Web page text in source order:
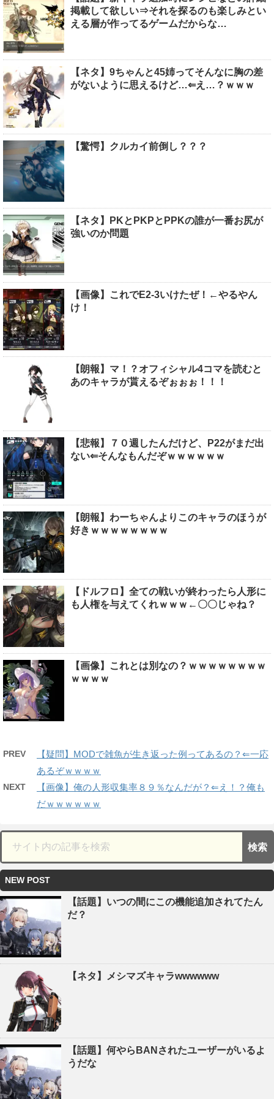
掲載して欲しい⇒それを探るのも楽しみとい
える層が作ってるゲームだからな…
【ネタ】9ちゃんと45姉ってそんなに胸の差
がないように思えるけど…⇐え…？ｗｗｗ
【驚愕】クルカイ前倒し？？？
【ネタ】PKとPKPとPPKの誰が一番お尻が
強いのか問題
【画像】これでE2-3いけたぜ！←やるやん
け！
【朗報】マ！？オフィシャル4コマを読むと
あのキャラが貰えるぞぉぉぉ！！！
【悲報】７０週したんだけど、P22がまだ出
ない⇐そんなもんだぞｗｗｗｗｗｗ
【朗報】わーちゃんよりこのキャラのほうが
好きｗｗｗｗｗｗｗｗ
【ドルフロ】全ての戦いが終わったら人形に
も人権を与えてくれｗｗｗ←〇〇じゃね？
【画像】これとは別なの？ｗｗｗｗｗｗｗｗ
ｗｗｗｗ
PREV
【疑問】MODで雑魚が生き返った例ってあるの？⇐一応
あるぞｗｗｗｗ
NEXT
【画像】俺の人形収集率８９％なんだが？⇐え！？俺も
だｗｗｗｗｗｗ
NEW POST
【話題】いつの間にこの機能追加されてたん
だ？
【ネタ】メシマズキャラwwwwww
【話題】何やらBANされたユーザーがいるよ
うだな